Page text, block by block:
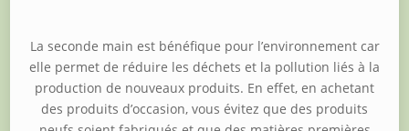
La seconde main est bénéfique pour l’environnement car
elle permet de réduire les déchets et la pollution liés à la
production de nouveaux produits. En effet, en achetant
des produits d’occasion, vous évitez que des produits